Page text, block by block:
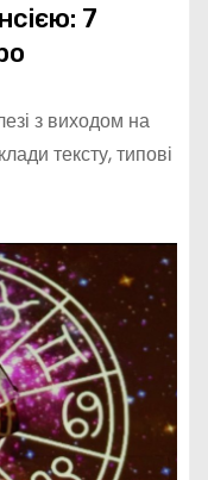
7
з виходом на
тексту, типові